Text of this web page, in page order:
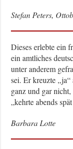
Stefan Peters,
Dieses erlebte ein
ein amtliches
unter anderem
sei. Er kreuzte
ganz und gar
„kehrte abends
Barbara Lotte